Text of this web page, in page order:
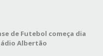
de Futebol começa dia
Albertão